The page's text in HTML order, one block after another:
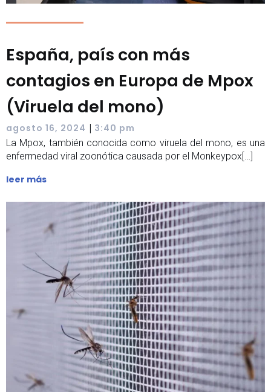
España, país con más
contagios en Europa de Mpox
(Viruela del mono)
agosto 16, 2024 | 3:40 pm
La Mpox, también conocida como viruela del mono, es una
enfermedad viral zoonótica causada por el Monkeypox[…]
leer más